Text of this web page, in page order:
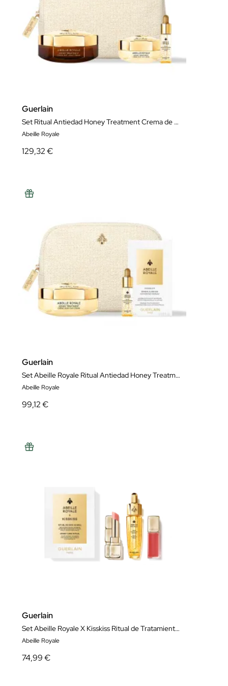
Guerlain
Set Ritual Antiedad Honey Treatment Crema de Noche
Abeille Royale
129,32 €
Guerlain
Set Abeille Royale Ritual Antiedad Honey Treatment Crema de Día
Abeille Royale
99,12 €
Guerlain
Set Abeille Royale X Kisskiss Ritual de Tratamiento con Miel
Abeille Royale
74,99 €